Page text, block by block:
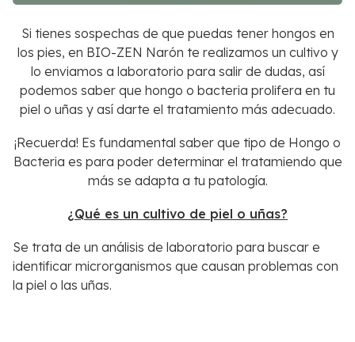
Si tienes sospechas de que puedas tener hongos en
los pies, en BIO-ZEN Narón te realizamos un cultivo y
lo enviamos a laboratorio para salir de dudas, así
podemos saber que hongo o bacteria prolifera en tu
piel o uñas y así darte el tratamiento más adecuado.
¡Recuerda! Es fundamental saber que tipo de Hongo o
Bacteria es para poder determinar el tratamiendo que
más se adapta a tu patología.
¿Qué es un cultivo de piel o uñas?
Se trata de un análisis de laboratorio para buscar e
identificar microrganismos que causan problemas con
la piel o las uñas.